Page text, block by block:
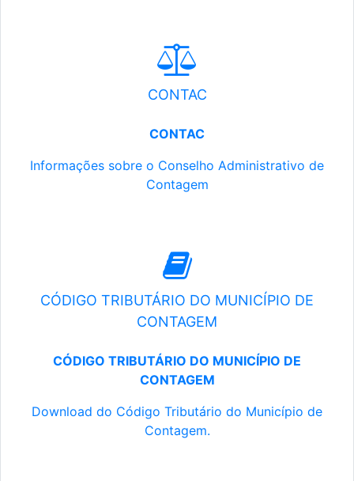
CONTAC
CONTAC
Informações sobre o Conselho Administrativo de
Contagem
CÓDIGO TRIBUTÁRIO DO MUNICÍPIO DE
CONTAGEM
CÓDIGO TRIBUTÁRIO DO MUNICÍPIO DE
CONTAGEM
Download do Código Tributário do Município de
Contagem.